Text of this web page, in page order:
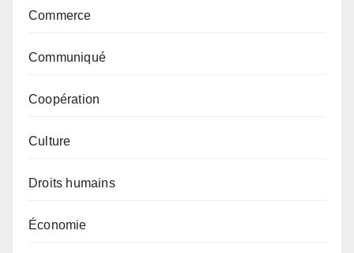
Commerce
Communiqué
Coopération
Culture
Droits humains
Économie